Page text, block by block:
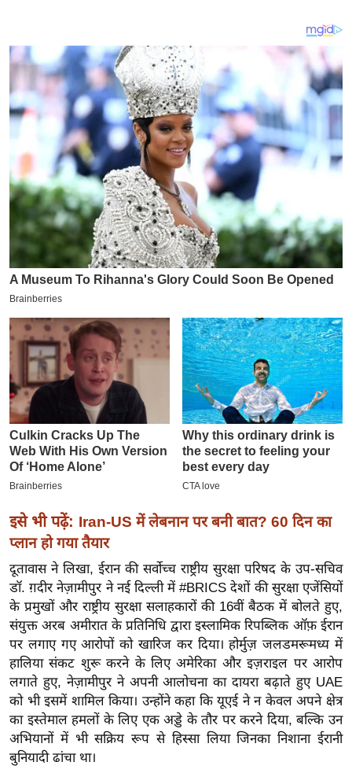
L
2
0
2
6
क्रा
इ
म
-
प
र
मि
सा
बे
मि
सा
ल
श
ख्सि
य
त
यं
ग
डि
या
सा
हि
त्य
ज
ग
इसे भी पढ़ें: Iran-US में लेबनान पर बनी बात? 60 दिन का
प्लान हो गया तैयार
दूतावास ने लिखा, ईरान की सर्वोच्च राष्ट्रीय सुरक्षा परिषद के उप-सचिव
डॉ. ग़दीर नेज़ामीपुर ने नई दिल्ली में #BRICS देशों की सुरक्षा एजेंसियों
के प्रमुखों और राष्ट्रीय सुरक्षा सलाहकारों की 16वीं बैठक में बोलते हुए,
संयुक्त अरब अमीरात के प्रतिनिधि द्वारा इस्लामिक रिपब्लिक ऑफ़ ईरान
पर लगाए गए आरोपों को खारिज कर दिया। होर्मुज़ जलडमरूमध्य में
हालिया संकट शुरू करने के लिए अमेरिका और इज़राइल पर आरोप
लगाते हुए, नेज़ामीपुर ने अपनी आलोचना का दायरा बढ़ाते हुए UAE
को भी इसमें शामिल किया। उन्होंने कहा कि यूएई ने न केवल अपने क्षेत्र
का इस्तेमाल हमलों के लिए एक अड्डे के तौर पर करने दिया, बल्कि उन
अभियानों में भी सक्रिय रूप से हिस्सा लिया जिनका निशाना ईरानी
बुनियादी ढांचा था।